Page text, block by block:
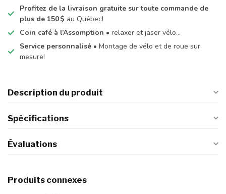
Profitez de la livraison gratuite sur toute commande de
plus de 150 $ au Québec!
Coin café à l’Assomption • relaxer et jaser vélo…
Service personnalisé • Montage de vélo et de roue sur
mesure!
Description du produit
Spécifications
Évaluations
Produits connexes